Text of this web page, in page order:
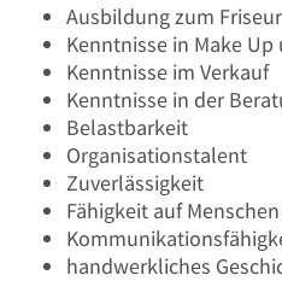
Ausbildung zum Friseur
Kenntnisse in Make
Kenntnisse im Verkauf
Kenntnisse in der
Belastbarkeit
Organisationstalent
Zuverlässigkeit
Fähigkeit auf
handwerkliches